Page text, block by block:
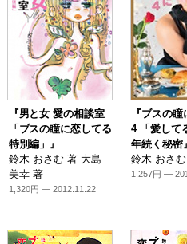
『男と女 愛の相談室
「ブスの瞳に恋してる
特別編」』
鈴木 おさむ 著 大島
美幸 著
1,320円 — 2012.11.22
『ブスの
4 「愛して
年続く秘密』
鈴木 おさ
1,257円 —